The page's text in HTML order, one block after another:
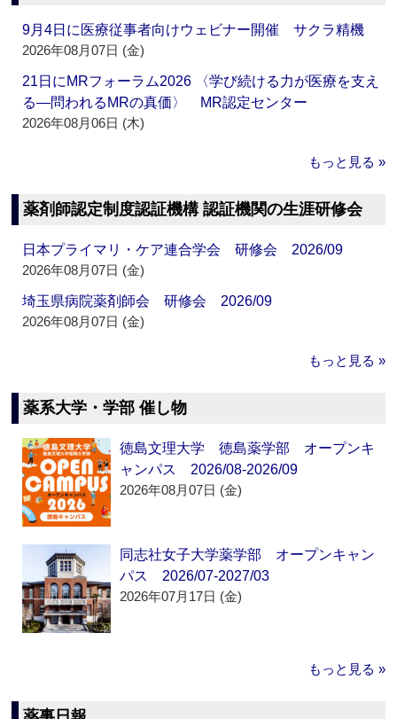
9月4日に医療従事者向けウェビナー開催 サクラ精機
2026年08月07日 (金)
21日にMRフォーラム2026 〈学び続ける力が医療を支え
る―問われるMRの真価〉 MR認定センター
2026年08月06日 (木)
もっと見る »
薬剤師認定制度認証機構 認証機関の生涯研修会
日本プライマリ・ケア連合学会 研修会 2026/09
2026年08月07日 (金)
埼玉県病院薬剤師会 研修会 2026/09
2026年08月07日 (金)
もっと見る »
薬系大学・学部 催し物
徳島文理大学 徳島薬学部 オープンキ
ャンパス 2026/08-2026/09
2026年08月07日 (金)
同志社女子大学薬学部 オープンキャン
パス 2026/07-2027/03
2026年07月17日 (金)
もっと見る »